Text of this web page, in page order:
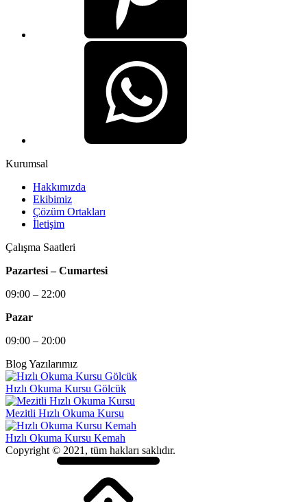
Kurumsal
Hakkımızda
Ekibimiz
Çözüm Ortakları
İletişim
Çalışma Saatleri
Pazartesi – Cumartesi
09:00 – 22:00
Pazar
09:00 – 20:00
Blog Yazılarımız
Hızlı Okuma Kursu Gölcük
Mezitli Hızlı Okuma Kursu
Hızlı Okuma Kursu Kemah
Copyright © 2021, tüm hakları saklıdır.